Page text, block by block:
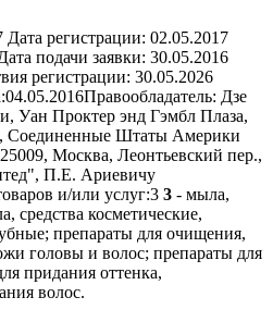
Дата регистрации: 02.05.2017
подачи заявки: 30.05.2016
регистрации: 30.05.2026
04.05.2016Правообладатель: Дзе
Уан Проктер энд Гэмбл Плаза,
Соединенные Штаты Америки
Москва, Леонтьевский пер.,
П.Е. Ариевичу
и/или услуг:3 3 - мыла,
средства косметические,
препараты для очищения,
головы и волос; препараты для
придания оттенка,
волос.